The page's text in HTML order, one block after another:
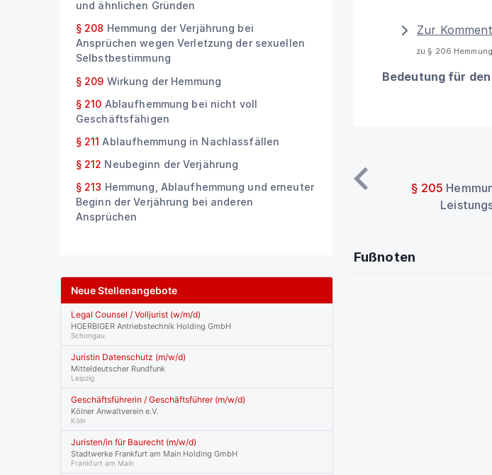
und ähnlichen Gründen
§ 208 Hemmung der Verjährung bei
Ansprüchen wegen Verletzung der sexuellen
Selbstbestimmung
§ 209 Wirkung der Hemmung
§ 210 Ablaufhemmung bei nicht voll
Geschäftsfähigen
§ 211 Ablaufhemmung in Nachlassfällen
§ 212 Neubeginn der Verjährung
§ 213 Hemmung, Ablaufhemmung und erneuter
Beginn der Verjährung bei anderen
Ansprüchen
Zur
zu § 206
Bedeutung für
§ 205
Fußnoten